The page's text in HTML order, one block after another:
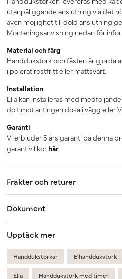
utanpåliggande anslutning via det
även möjlighet till dold anslutning
Monteringsanvisning nedan för
Material och färg
Handdukstork och fästen är gjorda
i polerat rostfritt eller mattsvart.
Installation
Ella kan installeras med
dolt mot antingen dosa i vägg eller
Garanti
Vi erbjuder 5 års garanti på denna
garantivillkor här.
Frakter och returer
Dokument
Upptäck mer
Handdukstorkar Elhanddukstork
Ella Handdukstork med timer